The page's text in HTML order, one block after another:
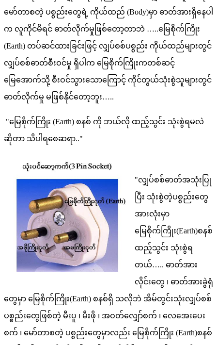
မော်တာစတဲ့ ပစ္စည်းတွေရဲ့ ကိုယ်ထည် (Body)မှာ ဓာတ်အားရှိနေပါ
က လူကိုင်မိရင် ဓာတ်လိုက်မှုဖြစ်တော့တာဘဲ …..မြေစိုက်ကြိုး
(Earth) တပ်ဆင်ထားခြင်းဖြင့် လျှပ်စစ်ပစ္စည်း ကိုယ်ထည်များတွင်
လျှပ်စစ်ဓာတ်စီးဝင်မှု ရှိပါက မြေစိုက်ကြိုးကတစ်ဆင့်
မြေအောက်သို့ စီးဝင်သွားသောကြောင့် ကိုင်တွယ်သုံးစွဲသူများတွင်
ဓာတ်လိုက်မှု မဖြစ်နိုင်တော့ဘူး…..
"မြေစိုက်ကြိုး (Earth) စနစ် ကို ဘယ်လို ထည့်သွင်း သုံးစွဲရမလဲ
ဆိုတာ သိပါရစေဆရာ.."
"လျှပ်စစ်ဓာတ်အသုံးပြု
ပြီး သုံးစွဲတဲ့ပစ္စည်းတွေ
အားလုံးမှာ
မြေစိုက်ကြိုး(Earth)စနစ်
ထည့်သွင်း သုံးစွဲရ
တယ်….. ဓာတ်အား
လိုင်းတွေ ၊ ဓာတ်အားခွဲရုံ
တွေမှာ မြေစိုက်ကြိုး(Earth) စနစ်ရှိ သလိုဘဲ အိမ်တွင်းသုံးလျှပ်စစ်
ပစ္စည်းတွေဖြစ်တဲ့ မီးပူ ၊ မီးဖို ၊ အဝတ်လျှော်စက် ၊ လေအေးပေး
စက် ၊ မော်တာစတဲ့ ပစ္စည်းတွေမှာလည်း မြေစိုက်ကြိုး (Earth)စနစ်